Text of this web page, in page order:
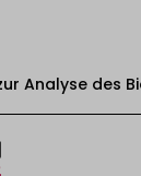
Analyse des